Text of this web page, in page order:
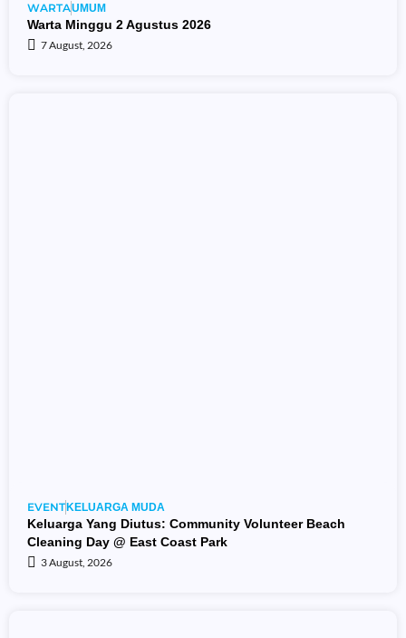
WARTAUMUM
Warta Minggu 2 Agustus 2026
7 August, 2026
EVENT KELUARGA MUDA
Keluarga Yang Diutus: Community Volunteer Beach
Cleaning Day @ East Coast Park
3 August, 2026